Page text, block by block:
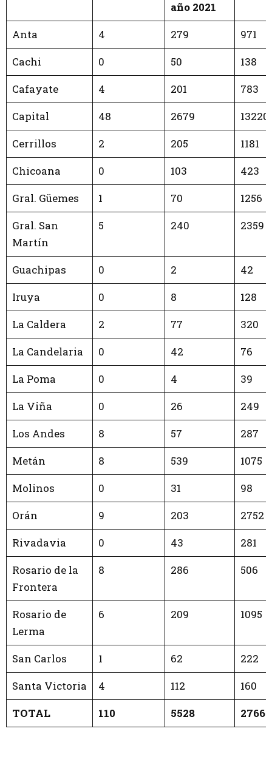
año 2021
Anta 4 279
971
Cachi
0 50
138
Cafayate
4 201
783
Capital
48 2679
13220
Cerrillos
2 205
1181
Chicoana
0 103
423
Gral. Güemes
1 70
1256
Gral. San
Martín
5 240 2359
Guachipas 0 2
42
Iruya
0 8
128
La Caldera
2 77
320
La Candelaria
0 42
76
La Poma
0 4
39
La Viña
0 26
249
Los Andes
8 57
287
Metán
8 539
1075
Molinos
0 31
98
Orán
9 203
2752
Rivadavia
0 43
281
Rosario de la
Frontera
8 286 506
Rosario de
Lerma
6 209 1095
San Carlos 1 62
222
Santa Victoria
4 112
160
TOTAL
110 5528 27661